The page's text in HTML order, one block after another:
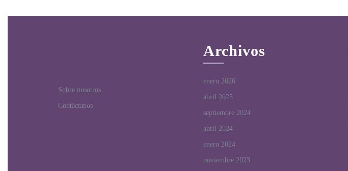
Sobre nosotros
Contáctanos
Archivos
enero 2026
abril 2025
septiembre 2024
abril 2024
enero 2024
noviembre 2023